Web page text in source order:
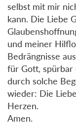
selbst mit mir
kann. Die Liebe
und meiner
Bedrängnisse
für Gott,
durch solche
wieder: Die
Herzen.
Amen.